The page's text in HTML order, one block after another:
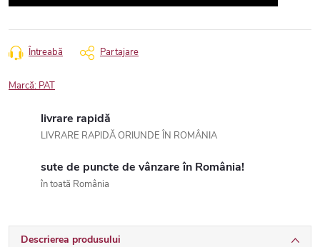
Întreabă Partajare
Marcă: PAT
livrare rapidă
LIVRARE RAPIDĂ ORIUNDE ÎN ROMÂNIA
sute de puncte de vânzare în România!
în toată România
Descrierea produsului